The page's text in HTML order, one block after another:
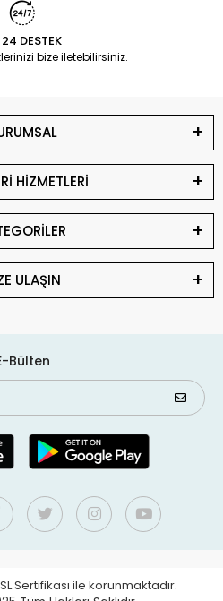
DESTEK
bize iletebilirsiniz.
HİZMETLERİ
ULAŞIN
Bülten
Sertifikası ile korunmaktadır.